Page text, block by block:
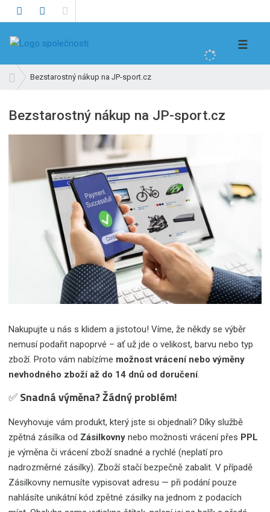
d
☰
v
d
r
Bezstarostný nákup na JP-sport.cz
Bezstarostný nákup na JP-sport.cz
Nakupujte u nás s klidem a jistotou! Víme, že někdy se výběr
nemusí podařit napoprvé – ať už jde o velikost, barvu nebo typ
zboží. Proto vám nabízíme možnost vrácení nebo výměny
nevhodného zboží až do 14 dnů od doručení.
✅Snadná výměna? Žádný problém!
Nevyhovuje vám produkt, který jste si objednali? Díky službě
zpětná zásilka od Zásilkovny nebo možnosti vrácení přes PPL
je výměna či vrácení zboží snadné a rychlé (neplatí pro
nadrozměrné zásilky). Zboží stačí bezpečně zabalit. V případě
Zásilkovny nemusíte vypisovat adresu — při podání pouze
nahlásíte unikátní kód zpětné zásilky na jednom z podacích